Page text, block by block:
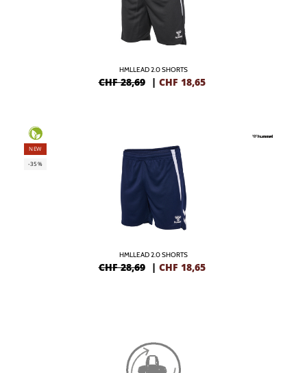
HMLLEAD 2.0 SHORTS
CHF 28,69 | CHF 18,65
NEW
-35%
HMLLEAD 2.0 SHORTS
CHF 28,69 | CHF 18,65